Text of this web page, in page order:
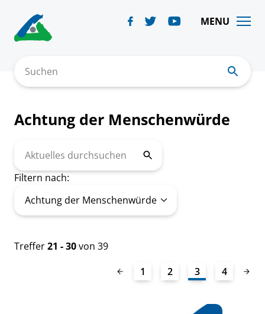
content
MENU
Suchen
Achtung der Menschenwürde
durchsuchen
Filtern nach:
Treffer21 - 30von 39
1
2 3 4